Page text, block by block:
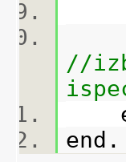
//